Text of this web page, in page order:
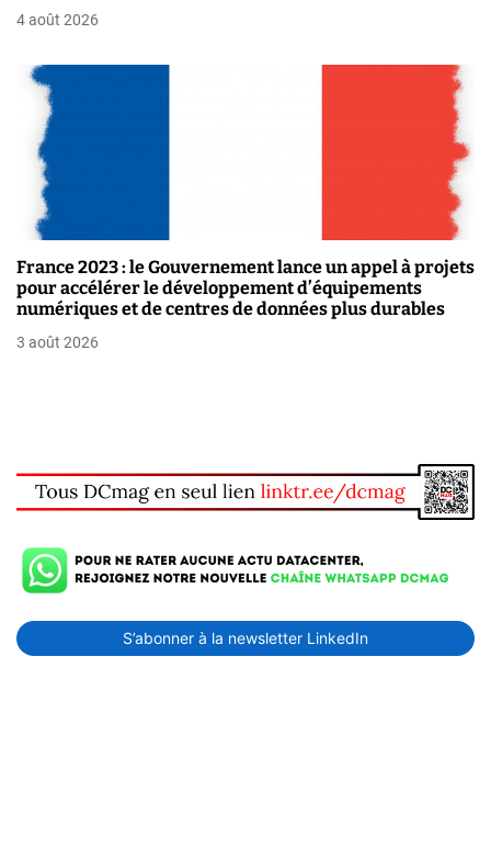
c
4 août 2026
France 2023 : le Gouvernement lance un appel à projets
pour accélérer le développement d’équipements
numériques et de centres de données plus durables
3 août 2026
S’abonner à la newsletter LinkedIn